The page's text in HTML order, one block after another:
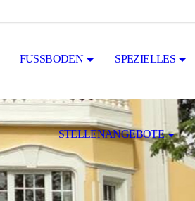
FUSSBODEN SPEZIELLES
STELLENANGEBOTE